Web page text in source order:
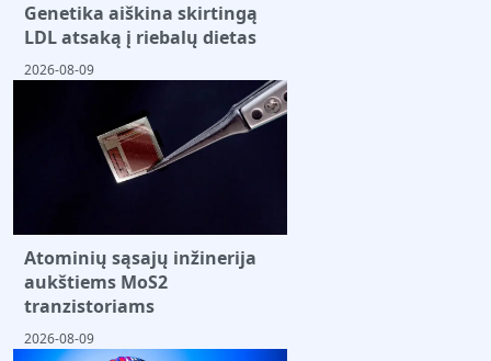
Genetika aiškina skirtingą
LDL atsaką į riebalų dietas
2026-08-09
Atominių sąsajų inžinerija
aukštiems MoS2
tranzistoriams
2026-08-09